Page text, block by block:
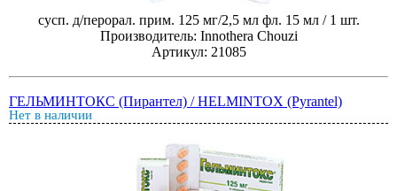
сусп. д/перорал. прим. 125 мг/2,5 мл фл. 15 мл / 1 шт.
Производитель: Innothera Chouzi
Артикул: 21085
ГЕЛЬМИНТОКС (Пирантел) / HELMINTOX (Pyrantel)
Нет в наличии